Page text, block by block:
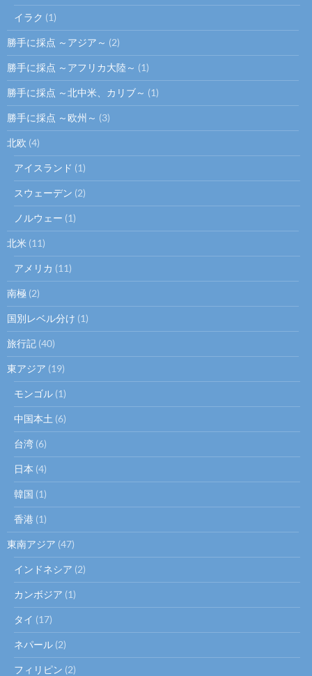
イラク (1)
勝手に採点 ～アジア～ (2)
勝手に採点 ～アフリカ大陸～ (1)
勝手に採点 ～北中米、カリブ～ (1)
勝手に採点 ～欧州～ (3)
北欧 (4)
アイスランド (1)
スウェーデン (2)
ノルウェー (1)
北米 (11)
アメリカ (11)
南極 (2)
国別レベル分け (1)
旅行記 (40)
東アジア (19)
モンゴル (1)
中国本土 (6)
台湾 (6)
日本 (4)
韓国 (1)
香港 (1)
東南アジア (47)
インドネシア (2)
カンボジア (1)
タイ (17)
ネパール (2)
フィリピン (2)